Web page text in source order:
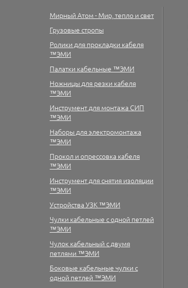
Мирный Атом - Мир, тепло и свет
Грузовые стропы
Ролики для прокладки кабеля
™ЭМИ
Палатки кабельные ™ЭМИ
Ножницы для резки кабеля
™ЭМИ
Инструмент для монтажа СИП
™ЭМИ
Наборы для электромонтажа
™ЭМИ
Прокол и опрессовка кабеля
™ЭМИ
Инструмент для снятия изоляции
™ЭМИ
Устройства УЗК ™ЭМИ
Чулки кабельные с одной петлей
™ЭМИ
Чулок кабельный с двумя
петлями ™ЭМИ
Боковые кабельные чулки с
одной петлей ™ЭМИ